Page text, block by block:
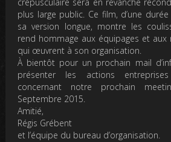
plus large public. Ce film, d’une
sa version longue, montre les
rend hommage aux équipages et aux
qui œuvrent à son organisation.
À bientôt pour un prochain mail
présenter les actions
concernant notre prochain
Septembre 2015.
Amitié,
Régis Grébent
et l’équipe du bureau d’organisation.